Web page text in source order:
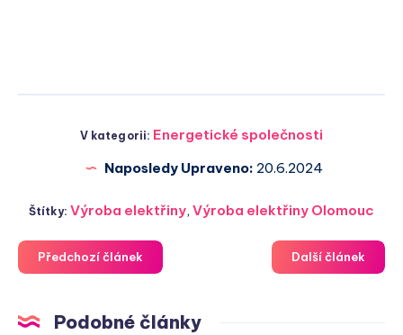
V kategorii: Energetické společnosti
Naposledy Upraveno: 20.6.2024
Štítky:Výroba elektřiny,Výroba elektřiny Olomouc
Předchozí článek Další článek
Podobné články